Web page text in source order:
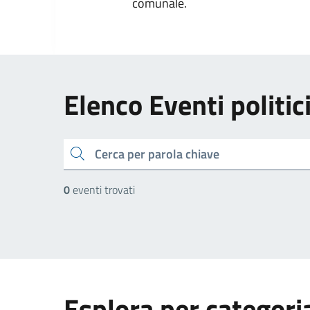
Elenco Eventi
cerca
0eventi trovati